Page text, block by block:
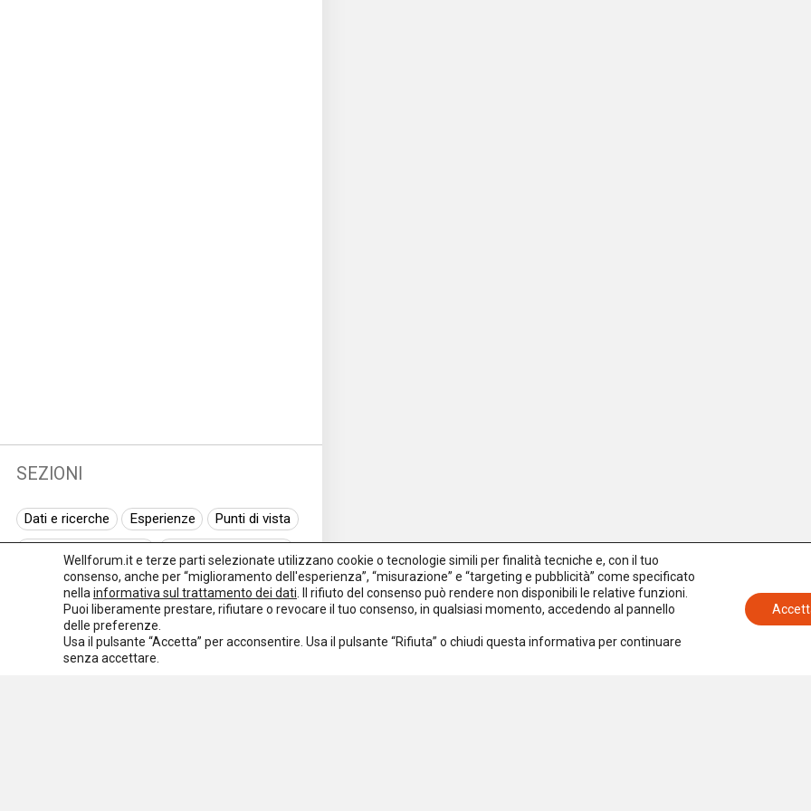
SEZIONI
Dati e ricerche Esperienze
Punti di vista
Normativa europea
Rassegna normativa
I seminari di Welforum
Eventi
Spazio ai promotori
Wellforum.it e terze parti selezionate utilizzano cookie o tecnologie simili per finalità tecniche e, con il tuo
consenso, anche per “miglioramento dell'esperienza”, “misurazione” e “targeting e pubblicità” come specificato
nella informativa sul trattamento dei dati . Il rifiuto del consenso può rendere non disponibili le relative funzioni.
Puoi liberamente prestare, rifiutare o revocare il tuo consenso, in qualsiasi momento, accedendo al pannello
delle preferenze.
Usa il pulsante “Accetta” per acconsentire. Usa il pulsante “Rifiuta” o chiudi questa informativa per continuare
senza accettare.